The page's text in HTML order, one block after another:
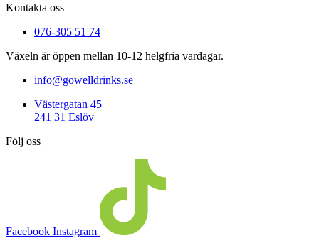
Kontakta oss
076-305 51 74
Växeln är öppen mellan 10-12 helgfria vardagar.
info@gowelldrinks.se
Västergatan 45
241 31 Eslöv
Följ oss
Facebook Instagram